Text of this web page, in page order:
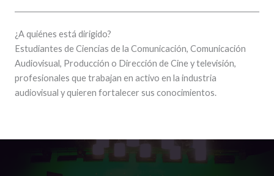
¿A quiénes está dirigido?
Estudiantes de Ciencias de la Comunicación, Comunicación
Audiovisual, Producción o Dirección de Cine y televisión,
profesionales que trabajan en activo en la industria
audiovisual y quieren fortalecer sus conocimientos.